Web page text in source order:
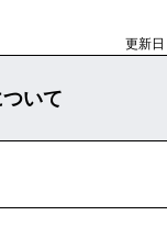
更新
いて